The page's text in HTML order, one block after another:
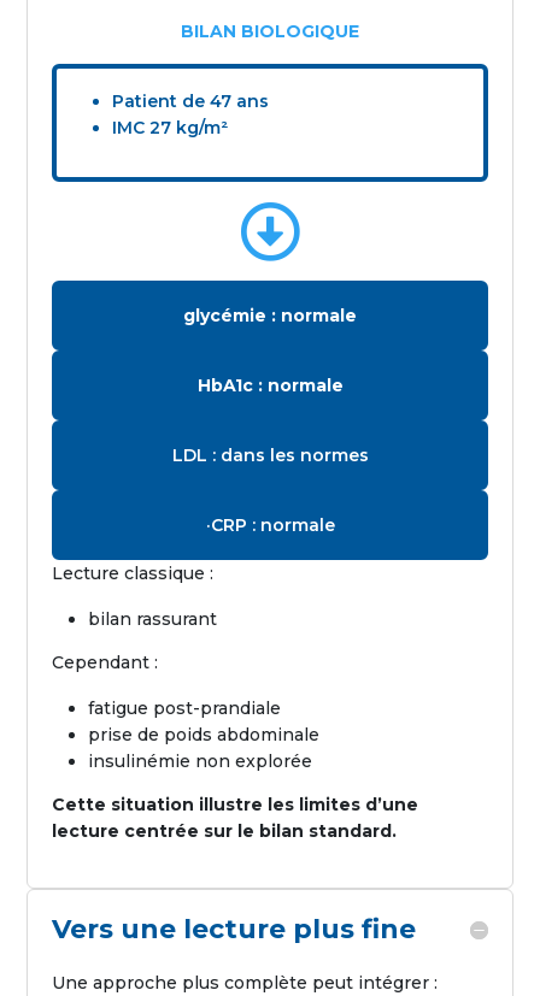
BILAN BIOLOGIQUE
Patient de 47 ans
IMC 27 kg/m²

glycémie : normale
HbA1c : normale
LDL : dans les normes
·CRP : normale
Lecture classique :
bilan rassurant
Cependant :
fatigue post-prandiale
prise de poids abdominale
insulinémie non explorée
Cette situation illustre les limites d’une
lecture centrée sur le bilan standard.
Vers une lecture plus fine
Une approche plus complète peut intégrer :